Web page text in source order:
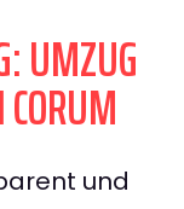
UMZUG
und